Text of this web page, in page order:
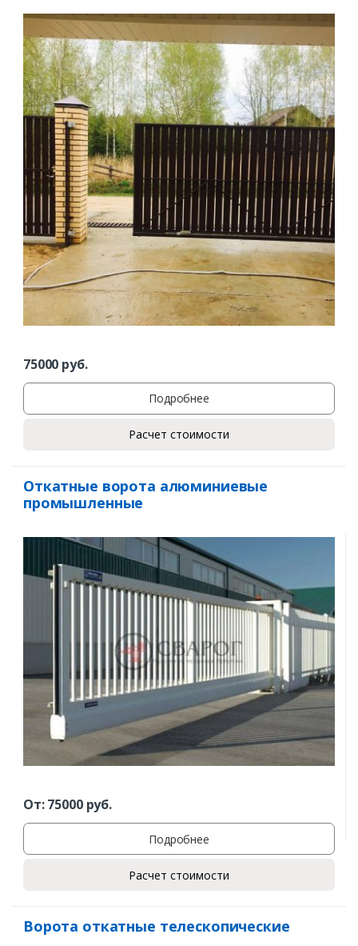
Ваше имя*
75000 руб.
Подробнее
Расчет стоимости
Откатные ворота алюминиевые
промышленные
От:75000руб.
Подробнее
Расчет стоимости
Ворота откатные телескопические